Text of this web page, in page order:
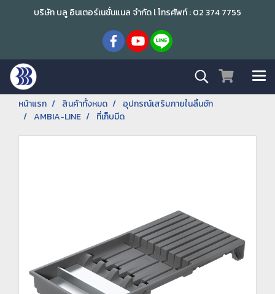
บริษัท บลู อินเตอร์เนชั่นแนล จำกัด l โทรศัพท์ : 02 374 7755
หน้าแรก สินค้าทั้งหมด
อุปกรณ์เสริมภายในลิ้นชัก
AMBIA-LINE
ที่เก็บมีด